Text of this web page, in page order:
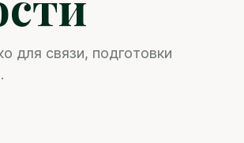
для связи, подготовки